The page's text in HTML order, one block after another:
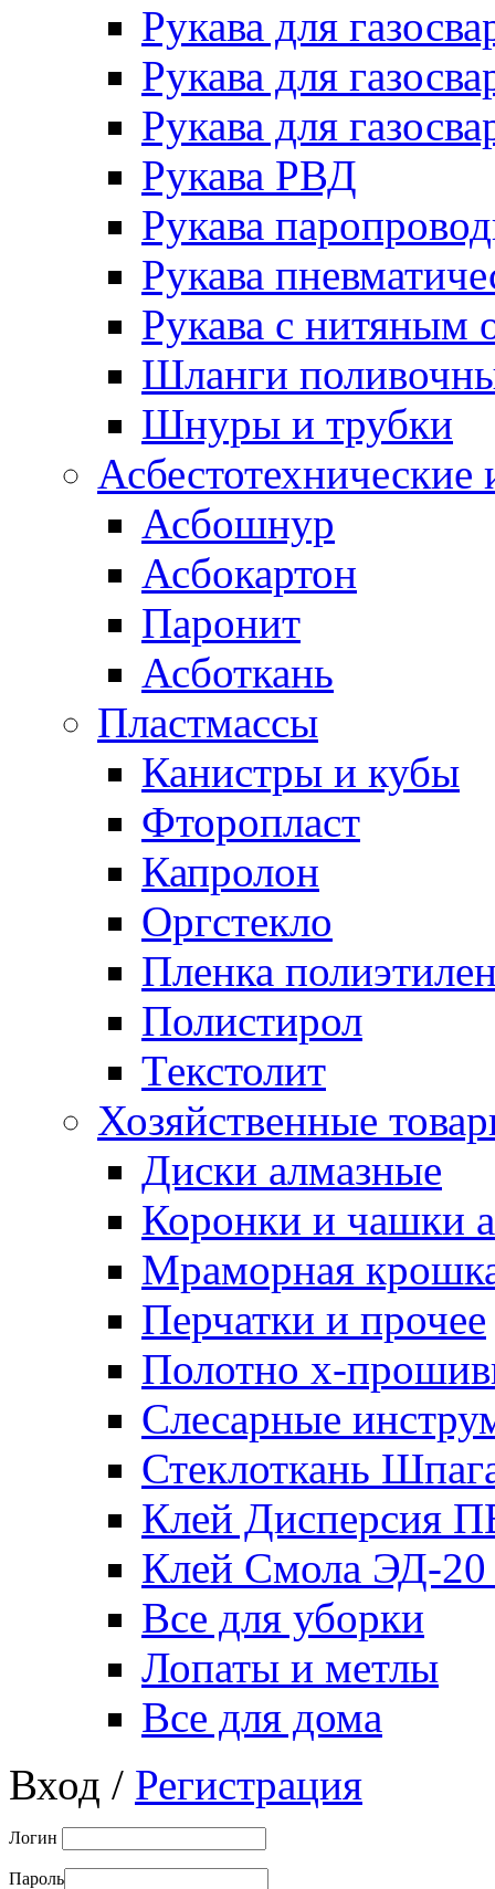
Рукава для
Рукава для
Рукава для
Рукава РВД
Рукава
Рукава
Рукава с нитяным
Шланги
Шнуры и трубки
Асбестотехнические
Асбошнур
Асбокартон
Паронит
Асботкань
Пластмассы
Канистры и кубы
Фторопласт
Капролон
Оргстекло
Пленка
Полистирол
Текстолит
Хозяйственные
Диски алмазные
Коронки и чашки
Мраморная
Перчатки и прочее
Полотно х-
Слесарные
Стеклоткань
Клей Дисперсия
Клей Смола ЭД-20
Все для уборки
Лопаты и метлы
Все для дома
Вход / Регистрация
Логин
Пароль